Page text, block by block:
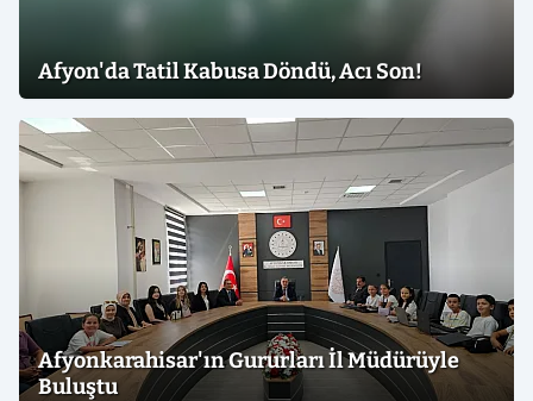
Afyon'da Tatil Kabusa Döndü, Acı Son!
Afyonkarahisar'ın Gururları İl Müdürüyle
Buluştu